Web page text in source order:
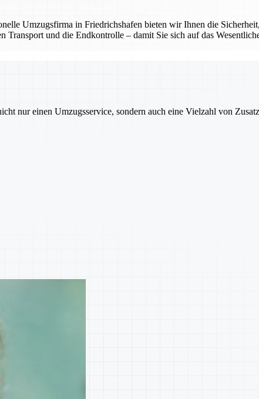
Umzugsfirma in Friedrichshafen bieten wir Ihnen die
und die Endkontrolle – damit Sie sich auf das
nur einen Umzugsservice, sondern auch eine Vielzahl von